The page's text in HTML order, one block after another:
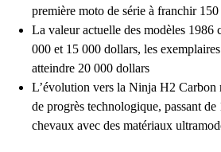
première moto de série à franchir 150
La valeur actuelle des modèles 1986
000 et 15 000 dollars, les
atteindre 20 000 dollars
L’évolution vers la Ninja H2 Carbon
de progrès technologique, passant de
chevaux avec des matériaux